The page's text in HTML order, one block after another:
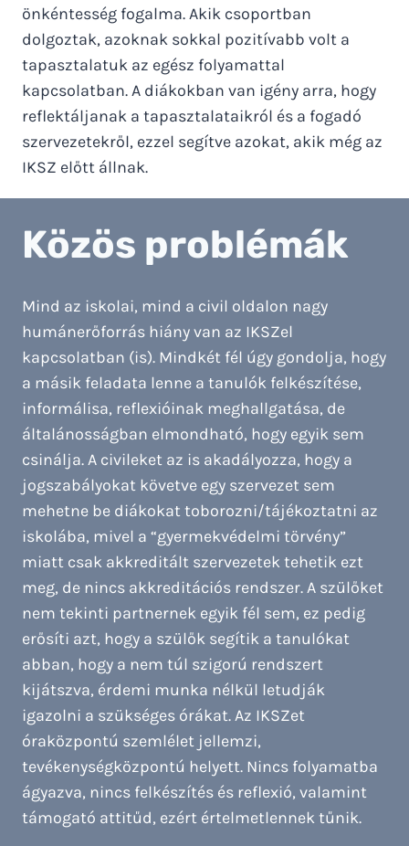
önkéntesség fogalma. Akik csoportban
dolgoztak, azoknak sokkal pozitívabb volt a
tapasztalatuk az egész folyamattal
kapcsolatban. A diákokban van igény arra, hogy
reflektáljanak a tapasztalataikról és a fogadó
szervezetekről, ezzel segítve azokat, akik még az
IKSZ előtt állnak.
Közös problémák
Mind az iskolai, mind a civil oldalon nagy
humánerőforrás hiány van az IKSZel
kapcsolatban (is). Mindkét fél úgy gondolja, hogy
a másik feladata lenne a tanulók felkészítése,
informálisa, reflexióinak meghallgatása, de
általánosságban elmondható, hogy egyik sem
csinálja. A civileket az is akadályozza, hogy a
jogszabályokat követve egy szervezet sem
mehetne be diákokat toborozni/tájékoztatni az
iskolába, mivel a “gyermekvédelmi törvény”
miatt csak akkreditált szervezetek tehetik ezt
meg, de nincs akkreditációs rendszer. A szülőket
nem tekinti partnernek egyik fél sem, ez pedig
erősíti azt, hogy a szülők segítik a tanulókat
abban, hogy a nem túl szigorú rendszert
kijátszva, érdemi munka nélkül letudják
igazolni a szükséges órákat. Az IKSZet
óraközpontú szemlélet jellemzi,
tevékenységközpontú helyett. Nincs folyamatba
ágyazva, nincs felkészítés és reflexió, valamint
támogató attitűd, ezért értelmetlennek tűnik.